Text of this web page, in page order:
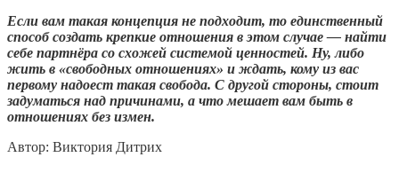
Если вам такая концепция не подходит, то единственный
способ создать крепкие отношения в этом случае — найти
себе партнёра со схожей системой ценностей. Ну, либо
жить в «свободных отношениях» и ждать, кому из вас
первому надоест такая свобода. С другой стороны, стоит
задуматься над причинами, а что мешает вам быть в
отношениях без измен.
Автор: Виктория Дитрих